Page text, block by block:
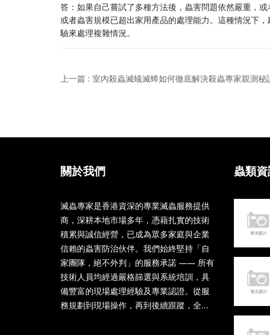
答：如果自己嘗試了多種方法後，蟲害問題依然嚴重，
或者蟲害規模已超出家用產品的處理能力。這種情況下
驗來處理複雜情況。
上一篇 : 室內殺蟲滅蟻滅蟑如何徹底解決殺蟲專家親測秘
關於我們
滅蟲專家是香港資深的專業滅蟲服務提供
商，深耕本地市場多年，憑藉扎實的技術
積累與誠信經營，已成為眾多家庭與企業
信賴的蟲害防治伙伴。我們始終堅持「自
家團隊，絕不外判」的服務承諾 —— 所有
技術人員均經過嚴格篩選與系統培訓，具
備豐富的現場處理經驗及專業認證。從服
務規劃到現場操作，再到後續跟蹤，全...
蟲類